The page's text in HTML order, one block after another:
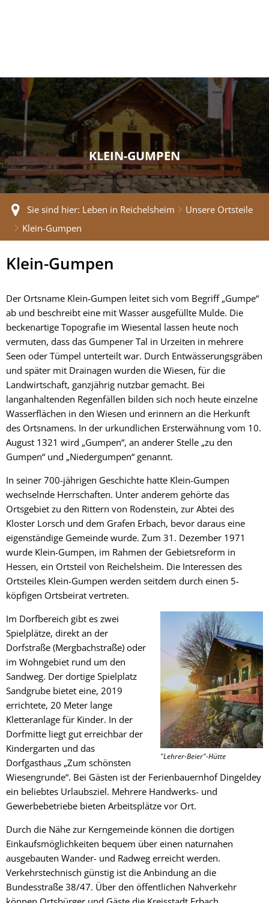
KLEIN-GUMPEN
Sie sind hier: Leben in Reichelsheim
Unsere Ortsteile
Klein-Gumpen
Klein-
Klein-Gumpen
Der Ortsname Klein-Gumpen leitet sich vom Begriff „Gumpe“
ab und beschreibt eine mit Wasser ausgefüllte Mulde. Die
beckenartige Topografie im Wiesental lassen heute noch
vermuten, dass das Gumpener Tal in Urzeiten in mehrere
Seen oder Tümpel unterteilt war. Durch Entwässerungsgräben
und später mit Drainagen wurden die Wiesen, für die
Landwirtschaft, ganzjährig nutzbar gemacht. Bei
langanhaltenden Regenfällen bilden sich noch heute einzelne
Wasserflächen in den Wiesen und erinnern an die Herkunft
des Ortsnamens. In der urkundlichen Ersterwähnung vom 10.
August 1321 wird „Gumpen“, an anderer Stelle „zu den
Gumpen“ und „Niedergumpen“ genannt.
In seiner 700-jährigen Geschichte hatte Klein-Gumpen
wechselnde Herrschaften. Unter anderem gehörte das
Ortsgebiet zu den Rittern von Rodenstein, zur Abtei des
Kloster Lorsch und dem Grafen Erbach, bevor daraus eine
eigenständige Gemeinde wurde. Zum 31. Dezember 1971
wurde Klein-Gumpen, im Rahmen der Gebietsreform in
Hessen, ein Ortsteil von Reichelsheim. Die Interessen des
Ortsteiles Klein-Gumpen werden seitdem durch einen 5-
köpfigen Ortsbeirat vertreten.
"Lehrer-Beier"-Hütte
Im Dorfbereich gibt es zwei
Spielplätze, direkt an der
Dorfstraße (Mergbachstraße) oder
im Wohngebiet rund um den
Sandweg. Der dortige Spielplatz
Sandgrube bietet eine, 2019
errichtete, 20 Meter lange
Kletteranlage für Kinder. In der
Dorfmitte liegt gut erreichbar der
Kindergarten und das
Dorfgasthaus „Zum schönsten
Wiesengrunde“. Bei Gästen ist der Ferienbauernhof Dingeldey
ein beliebtes Urlaubsziel. Mehrere Handwerks- und
Gewerbebetriebe bieten Arbeitsplätze vor Ort.
Durch die Nähe zur Kerngemeinde können die dortigen
Einkaufsmöglichkeiten bequem über einen naturnahen
ausgebauten Wander- und Radweg erreicht werden.
Verkehrstechnisch günstig ist die Anbindung an die
Bundesstraße 38/47. Über den öffentlichen Nahverkehr